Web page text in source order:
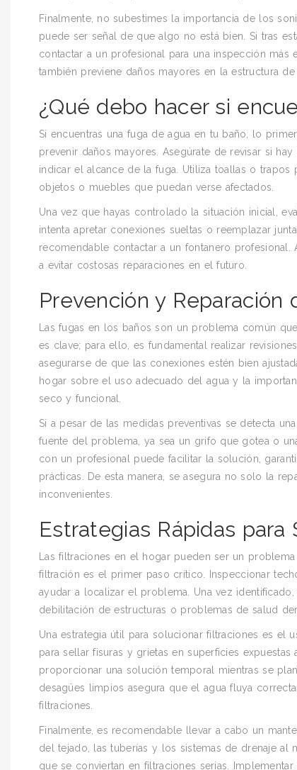
Finalmente, no subestimes la importancia de los
puede ser señal de que algo no está bien. Si tras
contactar a un profesional para una inspección más
también previene daños mayores en la estructura de
¿Qué debo hacer si
Si encuentras una fuga de agua en tu baño, lo
prevenir daños mayores. Asegúrate de revisar si
indicar el alcance de la fuga. Utiliza toallas o
objetos o muebles que puedan verse afectados.
Una vez que hayas controlado la situación inicial,
intenta apretar conexiones sueltas o reemplazar
recomendable contactar a un fontanero
a evitar costosas reparaciones en el futuro.
Prevención y Reparación
Las fugas en los baños son un problema común
es clave; para ello, es fundamental realizar
asegurarse de que las conexiones estén bien
hogar sobre el uso adecuado del agua y la
seco y funcional.
Si a pesar de las medidas preventivas se detecta
fuente del problema, ya sea un grifo que gotea o
con un profesional puede facilitar la solución,
prácticas. De esta manera, se asegura no solo la
inconvenientes.
Estrategias Rápidas para
Las filtraciones en el hogar pueden ser un
filtración es el primer paso crítico. Inspeccionar
ayudar a localizar el problema. Una vez
debilitación de estructuras o problemas de salud
Una estrategia útil para solucionar filtraciones es el
para sellar fisuras y grietas en superficies
proporcionar una solución temporal mientras se
desagües limpios asegura que el agua fluya
filtraciones.
Finalmente, es recomendable llevar a cabo un
del tejado, las tuberías y los sistemas de drenaje al
que se conviertan en filtraciones serias.